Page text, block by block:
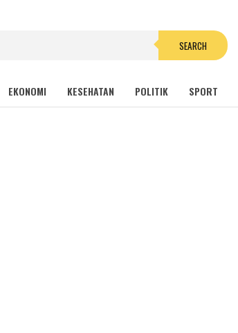
SEARCH
EKONOMI KESEHATAN POLITIK SPORT